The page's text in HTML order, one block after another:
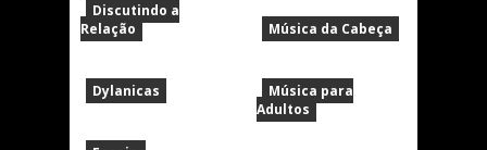
Discutindo a
Relação
Dylanicas
Música da Cabeça
Música para
Adultos